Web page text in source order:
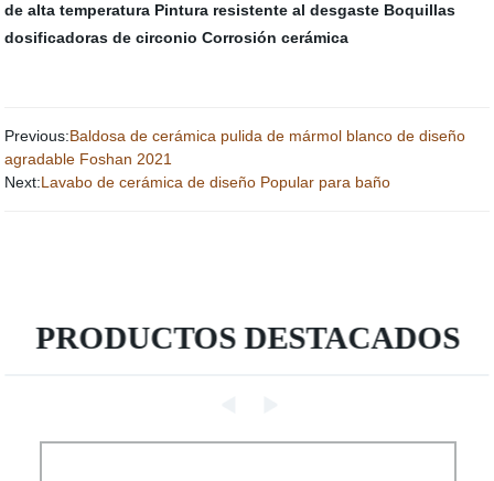
de alta temperatura Pintura resistente al desgaste Boquillas
dosificadoras de circonio Corrosión cerámica
Previous:Baldosa de cerámica pulida de mármol blanco de diseño
agradable Foshan 2021
Next:Lavabo de cerámica de diseño Popular para baño
PRODUCTOS DESTACADOS